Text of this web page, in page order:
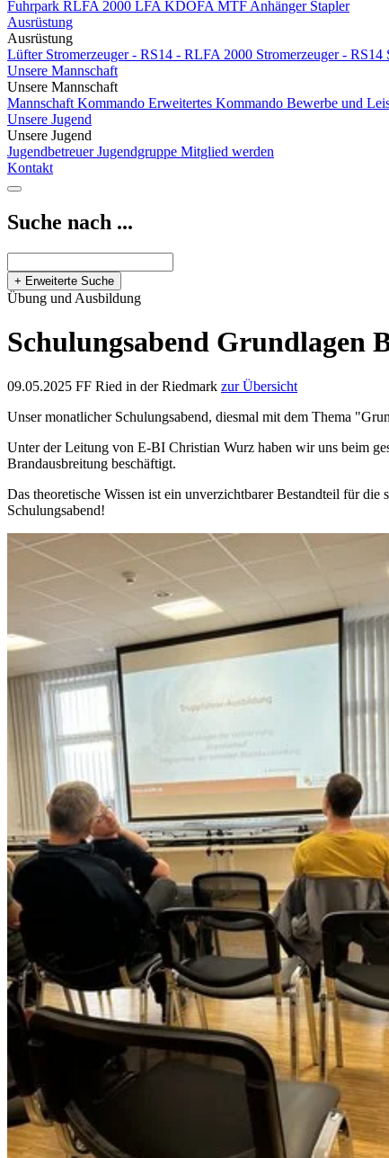
Fuhrpark RLFA 2000 LFA KDOFA MTF Anhänger Stapler
Ausrüstung
Ausrüstung
Lüfter Stromerzeuger - RS14 - RLFA 2000 Stromerzeuger - RS14
Unsere Mannschaft
Unsere Mannschaft
Mannschaft Kommando Erweitertes Kommando Bewerbe und
Unsere Jugend
Unsere Jugend
JugendbetreuerJugendgruppe Mitglied werden
Kontakt
Suche nach ...
+ Erweiterte Suche
Übung und Ausbildung
Schulungsabend Grundlagen
09.05.2025 FF Ried in der Riedmark zur Übersicht
Unser monatlicher Schulungsabend, diesmal mit dem Thema
Unter der Leitung von E-BI Christian Wurz haben wir uns beim
Brandausbreitung beschäftigt.
Das theoretische Wissen ist ein unverzichtbarer Bestandteil für
Schulungsabend!